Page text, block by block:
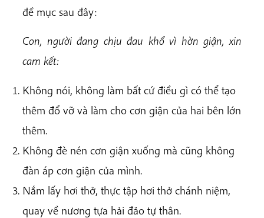
đề mục sau đây:
Con, người đang chịu đau khổ vì hờn giận, xin
cam kết:
Không nói, không làm bất cứ điều gì có thể tạo
thêm đổ vỡ và làm cho cơn giận của hai bên lớn
thêm.
Không đè nén cơn giận xuống mà cũng không
đàn áp cơn giận của mình.
Nắm lấy hơi thở, thực tập hơi thở chánh niệm,
quay về nương tựa hải đảo tự thân.